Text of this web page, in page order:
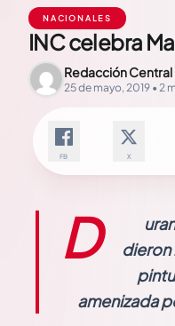
NACIONALES
INC celebra
Redacción Central
25 de mayo, 2019 • 2
FB X
D
amenizada